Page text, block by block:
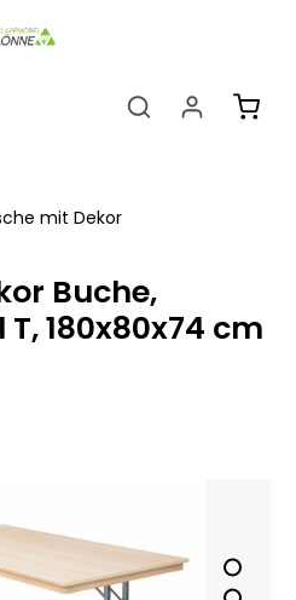
mit Dekor
Buche,
180x80x74 cm